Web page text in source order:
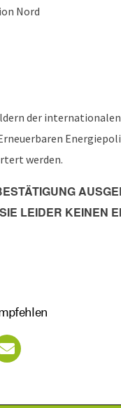
Nord
der
werden.
LEIDER KEINEN